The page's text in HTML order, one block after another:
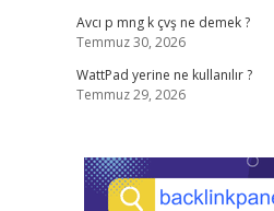
Avcı p mng k çvş ne demek ?
Temmuz 30, 2026
WattPad yerine ne kullanılır ?
Temmuz 29, 2026